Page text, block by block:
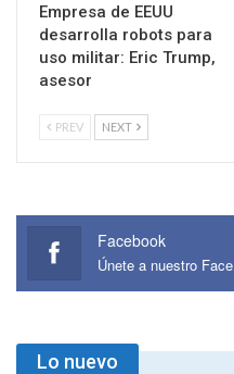
Empresa de EEUU
desarrolla robots para
uso militar: Eric Trump,
asesor
PREV NEXT
Facebook
Únete a nuestro Face
Lo nuevo